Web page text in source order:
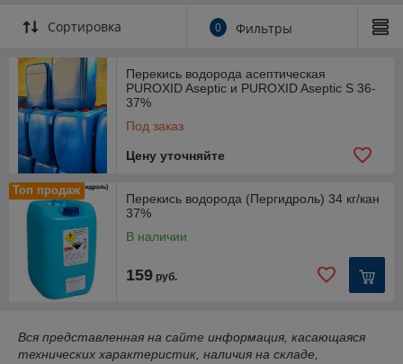
Предлагаемая продукция, отгружается в
объемом 10, 16, 22, 30 л, а также в IBC-контейнеры 1000 л, и
танк-контейнеры по 25 тн.
Сортировка 0 Фильтры
Перекись водорода асептическая
PUROXID Aseptic и PUROXID Aseptic S 36-
37%
Под заказ
Цену уточняйте
Топ продаж
Перекись водорода (Пергидроль) 34 кг/кан
37%
В наличии
159 руб.
Вся представленная на сайте информация, касающаяся
технических характеристик, наличия на складе,